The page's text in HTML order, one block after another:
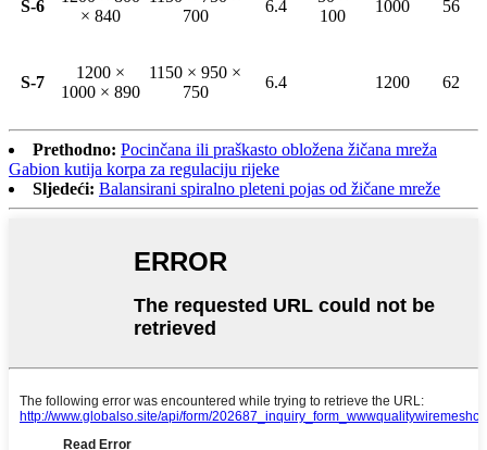
100
S-6
× 840
700
6.4 1000 56
S-7
1200 ×
1000 × 890
1150 × 950 ×
750
6.4 1200 62
Prethodno: Pocinčana ili praškasto obložena žičana mreža
Gabion kutija korpa za regulaciju rijeke
Sljedeći: Balansirani spiralno pleteni pojas od žičane mreže